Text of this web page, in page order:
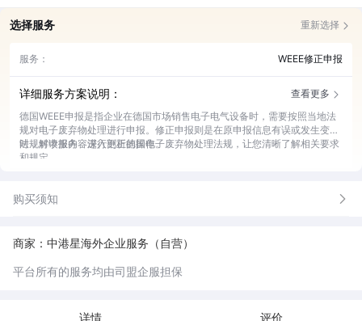
选择服务 重新选择
服务： WEEE修正申报
详细服务方案说明：
查看更多
德国WEEE申报是指企业在德国市场销售电子电气设备时，需要按照当地法
规对电子废弃物处理进行申报。修正申报则是在原申报信息有误或发生变化
时，对申报内容进行更正的操作。
法规解读服务：深入剖析德国电子废弃物处理法规，让您清晰了解相关要求
和规定。
申报流程办理：全程协助您完成修正申报流程，节省您的时间和精力。
购买须知
商家：中港星海外企业服务（自营）
平台所有的服务均由司盟企服担保
详情 评价